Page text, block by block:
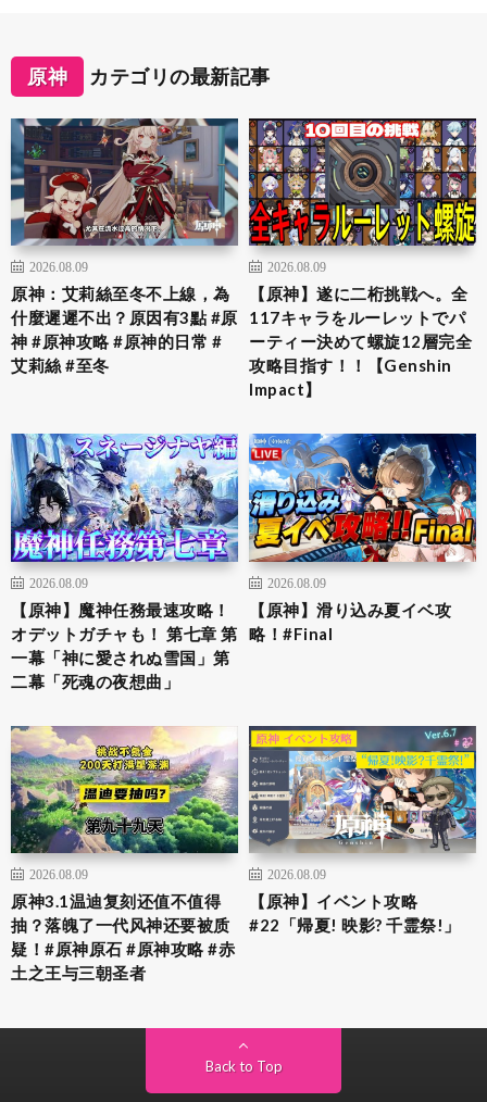
原神 カテゴリの最新記事
2026.08.09
原神：艾莉絲至冬不上線，為
什麼遲遲不出？原因有3點 #原
神 #原神攻略 #原神的日常 #
艾莉絲 #至冬
2026.08.09
【原神】遂に二桁挑戦へ。全
117キャラをルーレットでパ
ーティー決めて螺旋12層完全
攻略目指す！！【Genshin
Impact】
2026.08.09
【原神】魔神任務最速攻略！
オデットガチャも！ 第七章 第
一幕「神に愛されぬ雪国」第
二幕「死魂の夜想曲」
2026.08.09
【原神】滑り込み夏イベ攻
略！#Final
2026.08.09
原神3.1温迪复刻还值不值得
抽？落魄了一代风神还要被质
疑！#原神原石 #原神攻略 #赤
土之王与三朝圣者
2026.08.09
【原神】イベント攻略
#22「帰夏! 映影? 千霊祭!」
Back to Top